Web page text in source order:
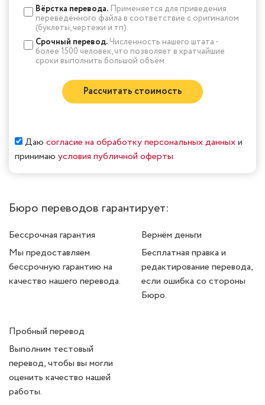
Вёрстка перевода.
Применяется для приведения
переведённого файла в соответствие с оригиналом
(буклеты, чертежи и тп).
Срочный перевод. Численность нашего штата -
более 1500 человек, что позволяет в кратчайшие
сроки выполнить большой объём.
Рассчитать стоимость
Даю согласие на обработку персональных данных и
принимаю условия публичной оферты
Бюро переводов гарантирует:
Бессрочная гарантия
Мы предоставляем
бессрочную гарантию на
качество нашего перевода.
Вернём деньги
Бесплатная правка и
редактирование перевода,
если ошибка со стороны
Бюро.
Пробный перевод
Выполним тестовый
перевод, чтобы вы могли
оценить качество нашей
работы.